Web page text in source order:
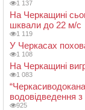
1 137
На Черкащині
шквали до 22 м/с
1 119
У Черкасах
1 108
На Черкащині
1 083
водовідведення
925